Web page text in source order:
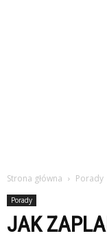
Strona główna Porady
Porady
JAK